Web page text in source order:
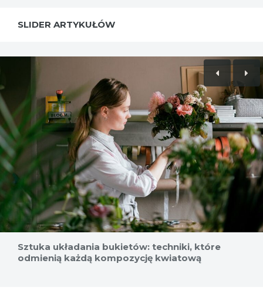
SLIDER ARTYKUŁÓW
Sztuka układania bukietów: techniki, które
odmienią każdą kompozycję kwiatową